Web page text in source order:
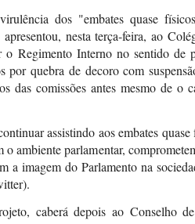
dos "embates quase
nesta terça-feira, ao
o Regimento Interno no sentido de
por quebra de decoro com
das comissões antes mesmo de o
assistindo aos embates
o ambiente parlamentar,
a imagem do Parlamento na
caberá depois ao Conselho